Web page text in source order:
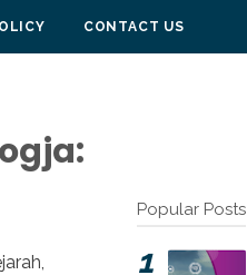
CONTACT US
Popular Posts